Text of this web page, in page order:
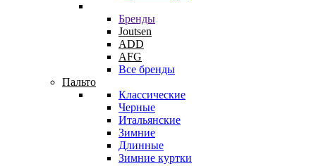
Бренды
Joutsen
ADD
AFG
Все бренды
Пальто
Классические
Черные
Итальянские
Зимние
Длинные
Зимние куртки